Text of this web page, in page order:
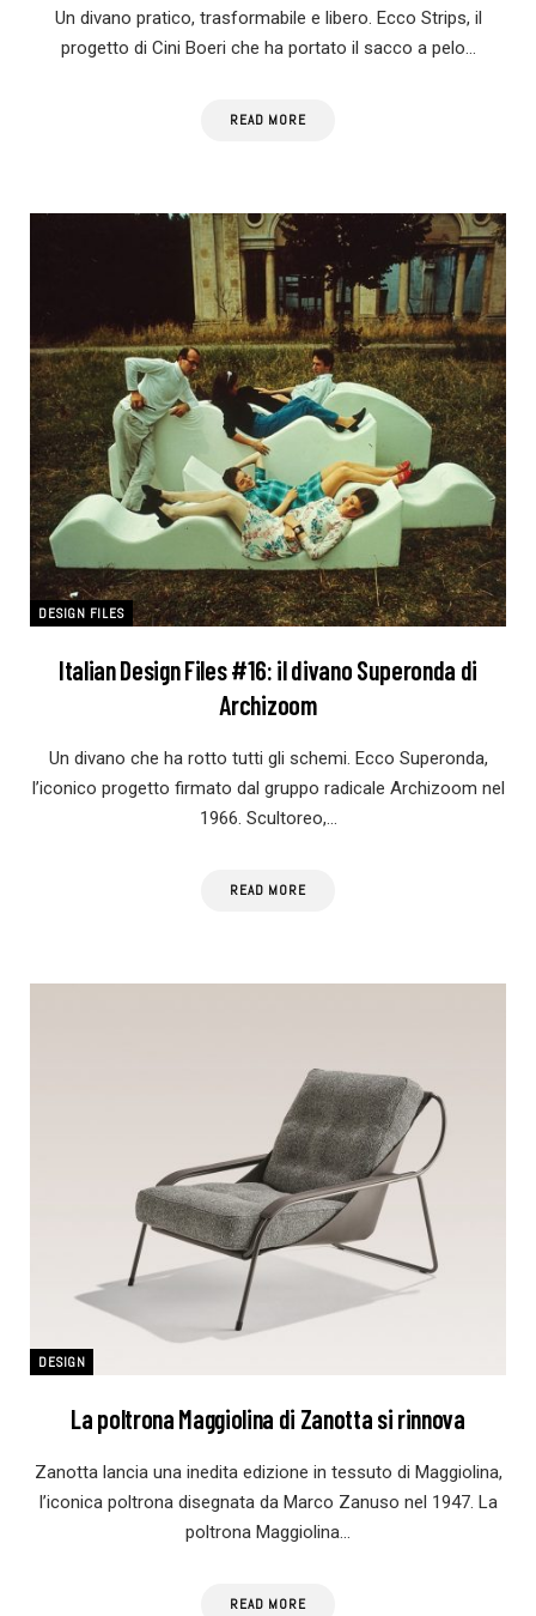
Un divano pratico, trasformabile e libero. Ecco Strips, il
progetto di Cini Boeri che ha portato il sacco a pelo…
READ MORE
DESIGN FILES
Italian Design Files #16: il divano Superonda di
Archizoom
Un divano che ha rotto tutti gli schemi. Ecco Superonda,
l’iconico progetto firmato dal gruppo radicale Archizoom nel
1966. Scultoreo,…
READ MORE
DESIGN
La poltrona Maggiolina di Zanotta si rinnova
Zanotta lancia una inedita edizione in tessuto di Maggiolina,
l’iconica poltrona disegnata da Marco Zanuso nel 1947. La
poltrona Maggiolina…
READ MORE